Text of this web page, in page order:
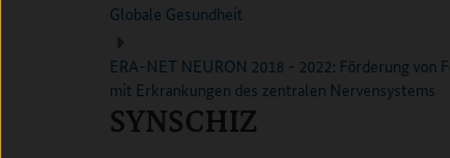
Globale Gesundheit
ERA-NET NEURON 2018 - 2022: Förderung von
mit Erkrankungen des zentralen Nervensystems
SYNSCHIZ